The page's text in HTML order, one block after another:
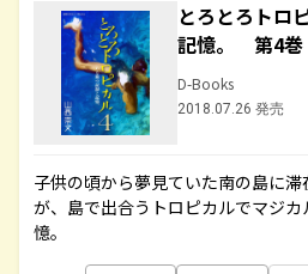
とろとろトロ
記憶。 第4巻
D-Books
2018.07.26 発売
子供の頃から夢見ていた南の島に
が、島で出合うトロピカルでマジ
憶。